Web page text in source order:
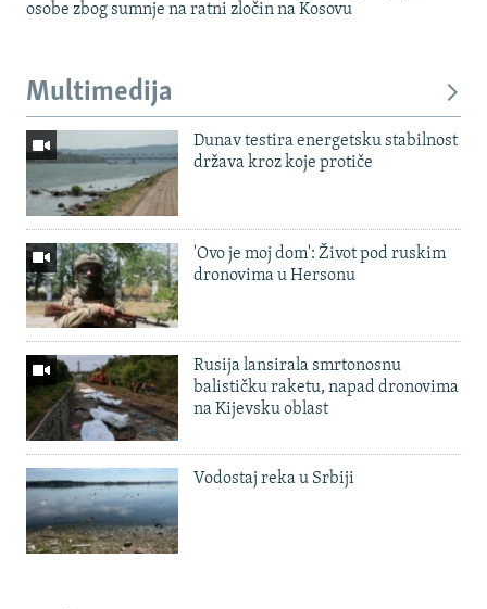
osobe zbog sumnje na ratni zločin na Kosovu
Multimedija
Dunav testira energetsku stabilnost
država kroz koje protiče
'Ovo je moj dom': Život pod ruskim
dronovima u Hersonu
Rusija lansirala smrtonosnu
balističku raketu, napad dronovima
na Kijevsku oblast
Vodostaj reka u Srbiji